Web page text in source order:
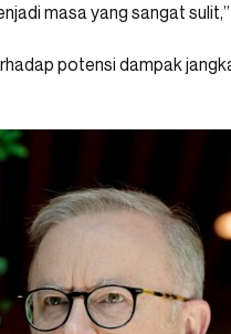
masa yang sangat
potensi dampak